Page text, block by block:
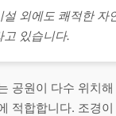
설 외에도 쾌적한 자
고 있습니다.
공원이 다수 위치
적합합니다. 조경